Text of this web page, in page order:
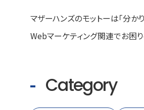
マザーハンズのモットーは「分か
Webマーケティング関連でお困
Category